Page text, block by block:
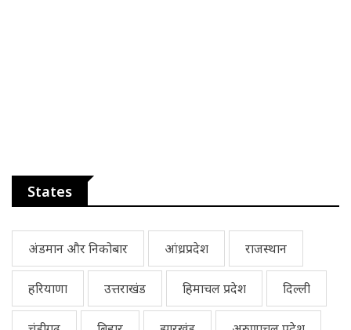
States
अंडमान और निकोबार आंध्रप्रदेश राजस्थान
हरियाणा उत्तराखंड हिमाचल प्रदेश दिल्ली